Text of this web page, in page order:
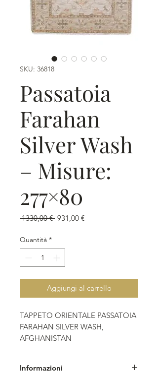
SKU: 36818
Passatoia
Farahan
Silver Wash
– Misure:
277×80
1330,00 € Prezzo
931,00 €Prezzo
Quantità *
Aggiungi al carrello
TAPPETO ORIENTALE PASSATOIA
FARAHAN SILVER WASH,
AFGHANISTAN
- Disegno: floreale
Informazioni